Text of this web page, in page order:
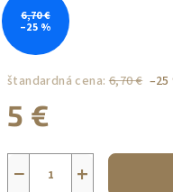
štandardná cena: 6,70 € –25
5 €
+
−
6,70 €
–25 %